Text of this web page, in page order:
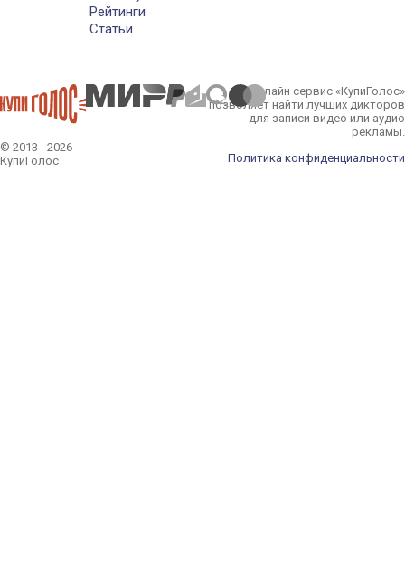
Рейтинги
Статьи
© 2013 - 2026
КупиГолос
Онлайн сервис «КупиГолос»
позволяет найти лучших дикторов
для записи видео или аудио
рекламы.
Политика конфиденциальности